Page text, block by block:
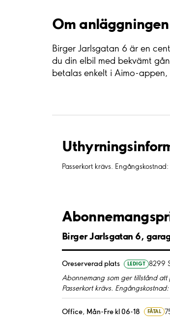
Om anläggningen
Birger Jarlsgatan 6 är en
du din elbil med bekvämt
betalas enkelt i Aimo-
Passerkort krävs.
Birger Jarlsgatan 6,
Oreserverad plats LEDIGT 8299
Abonnemang som ger tillstånd
Passerkort krävs.
Office, Mån-Fre kl 06-18 FÅTAL